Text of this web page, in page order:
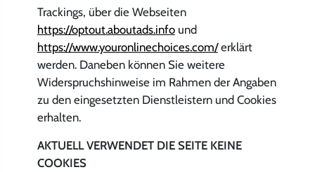
Trackings, über die Webseiten
https://optout.aboutads.infound
https://www.youronlinechoices.com/erklärt
werden. Daneben können Sie weitere
Widerspruchshinweise im Rahmen der Angaben
zu den eingesetzten Dienstleistern und Cookies
erhalten.
AKTUELL VERWENDET DIE SEITE KEINE
COOKIES